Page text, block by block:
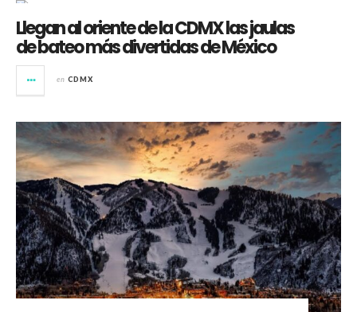
Llegan al oriente de la CDMX las jaulas
de bateo más divertidas de México
en CDMX